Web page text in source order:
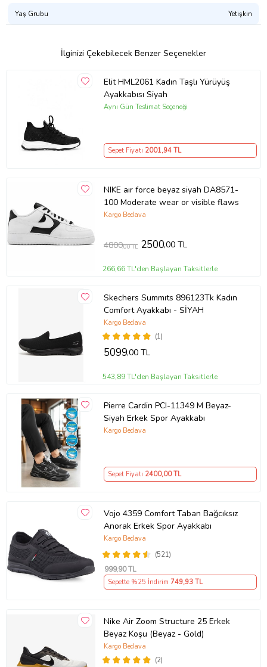
Yaş Grubu Yetişkin
İlginizi Çekebilecek Benzer Seçenekler
Elit HML2061 Kadın Taşlı Yürüyüş
Ayakkabısı Siyah
Aynı Gün Teslimat Seçeneği
Sepet Fiyatı 2001,94 TL
NIKE aır force beyaz siyah DA8571-
100 Moderate wear or visible flaws
Kargo Bedava
4800,00 TL 2500,00 TL
266,66 TL'den Başlayan Taksitlerle
Skechers Summıts 896123Tk Kadın
Comfort Ayakkabı - SİYAH
(1)
Kargo Bedava
5099,00 TL
543,89 TL'den Başlayan Taksitlerle
Pierre Cardin PCI-11349 M Beyaz-
Siyah Erkek Spor Ayakkabı
Kargo Bedava
Sepet Fiyatı 2400,00 TL
Vojo 4359 Comfort Taban Bağcıksız
Anorak Erkek Spor Ayakkabı
(521)
Kargo Bedava
999,90 TL
Sepette %25 İndirim 749,93 TL
Nike Air Zoom Structure 25 Erkek
Beyaz Koşu (Beyaz - Gold)
(2)
Kargo Bedava